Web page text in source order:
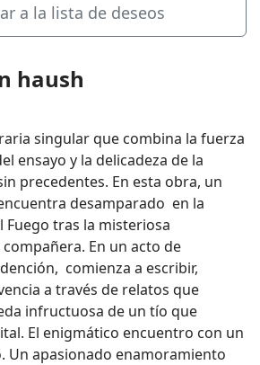
a la lista de deseos
haush
singular que combina la fuerza
ensayo y la delicadeza de la
precedentes. En esta obra, un
desamparado en la
Fuego tras la misteriosa
En un acto de
comienza a escribir,
a través de relatos que
infructuosa de un tío que
El enigmático encuentro con un
Un apasionado enamoramiento